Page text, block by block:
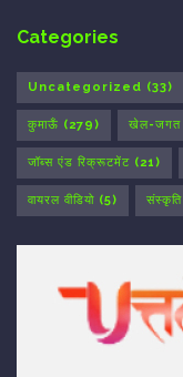
Categories
Uncategorized (33)
कुमाऊँ (279) खेल-जगत
जॉब्स एंड रिक्रूटमेंट (21)
वायरल वीडियो (5) संस्कृति